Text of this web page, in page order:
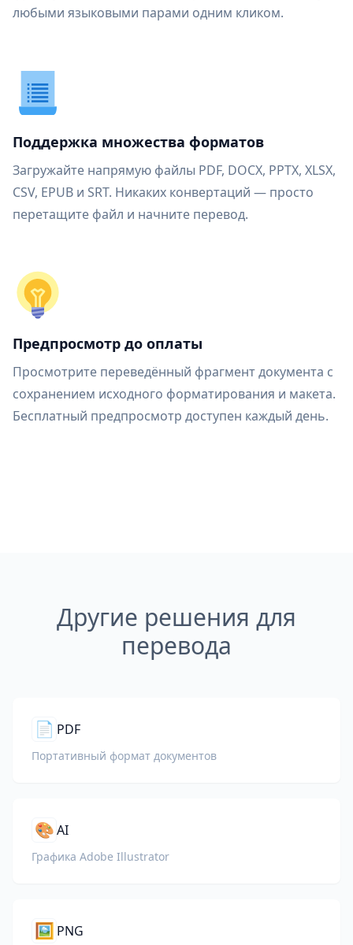
любыми языковыми парами одним кликом.
Поддержка множества форматов
Загружайте напрямую файлы PDF, DOCX, PPTX, XLSX,
CSV, EPUB и SRT. Никаких конвертаций — просто
перетащите файл и начните перевод.
Предпросмотр до оплаты
Просмотрите переведённый фрагмент документа с
сохранением исходного форматирования и макета.
Бесплатный предпросмотр доступен каждый день.
Другие решения для
перевода
📄 PDF
Портативный формат документов
🎨AI
Графика Adobe Illustrator
🖼️ PNG